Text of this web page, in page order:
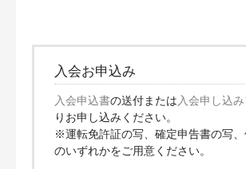
保険料と会費
労災の給付について
補償の対象となる範囲
入会お申込み
入会申込書の送付または 入会申し込
りお申し込みください。
※運転免許証の写、確定申告書の写
のいずれかをご用意ください。